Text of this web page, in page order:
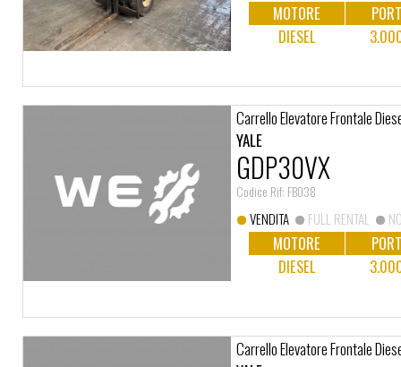
MOTORE
DIESEL
Carrello Elevatore Frontale
YALE
GDP30VX
Codice Rif: FB038
VENDITA FULL RENTAL
MOTORE
DIESEL
Carrello Elevatore Frontale